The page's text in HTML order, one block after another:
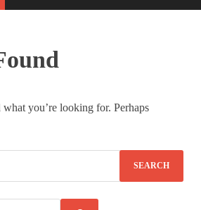
what you’re looking for. Perhaps